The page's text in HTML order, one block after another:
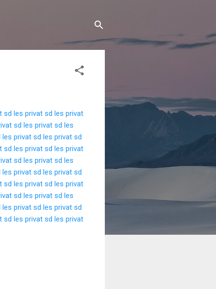
sd les privat sd les privat
sd les privat sd les
les privat sd les privat sd
sd les privat sd les privat
sd les privat sd les
les privat sd les privat sd
sd les privat sd les privat
sd les privat sd les
les privat sd les privat sd
sd les privat sd les privat